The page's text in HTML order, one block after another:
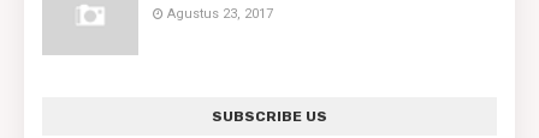
Agustus 23, 2017
SUBSCRIBE US